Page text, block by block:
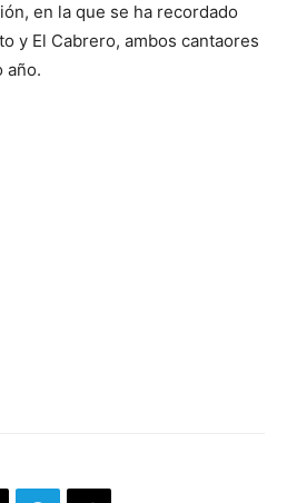
en la que se ha recordado
y El Cabrero, ambos cantaores
año.